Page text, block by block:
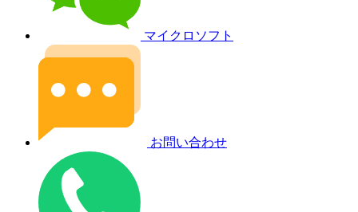
マイクロソフト
お問い合わせ